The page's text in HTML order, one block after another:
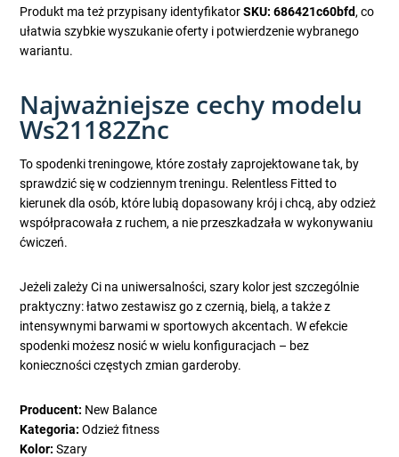
Produkt ma też przypisany identyfikatorSKU: 686421c60bfd, co
ułatwia szybkie wyszukanie oferty i potwierdzenie wybranego
wariantu.
Najważniejsze cechy modelu
Ws21182Znc
To spodenki treningowe, które zostały zaprojektowane tak, by
sprawdzić się w codziennym treningu. Relentless Fitted to
kierunek dla osób, które lubią dopasowany krój i chcą, aby odzież
współpracowała z ruchem, a nie przeszkadzała w wykonywaniu
ćwiczeń.
Jeżeli zależy Ci na uniwersalności, szary kolor jest szczególnie
praktyczny: łatwo zestawisz go z czernią, bielą, a także z
intensywnymi barwami w sportowych akcentach. W efekcie
spodenki możesz nosić w wielu konfiguracjach – bez
konieczności częstych zmian garderoby.
Producent: New Balance
Kategoria: Odzież fitness
Kolor: Szary